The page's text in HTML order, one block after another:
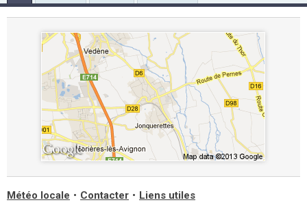
Météo locale • Contacter • Liens utiles